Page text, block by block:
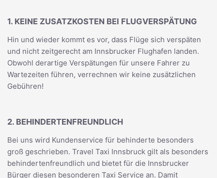
1. KEINE ZUSATZKOSTEN BEI FLUGVERSPÄTUNG
Hin und wieder kommt es vor, dass Flüge sich verspäten
und nicht zeitgerecht am Innsbrucker Flughafen landen.
Obwohl derartige Verspätungen für unsere Fahrer zu
Wartezeiten führen, verrechnen wir keine zusätzlichen
Gebühren!
2. BEHINDERTENFREUNDLICH
Bei uns wird Kundenservice für behinderte besonders
groß geschrieben. Travel Taxi Innsbruck gilt als besonders
behindertenfreundlich und bietet für die Innsbrucker
Bürger diesen besonderen Taxi Service an. Damit